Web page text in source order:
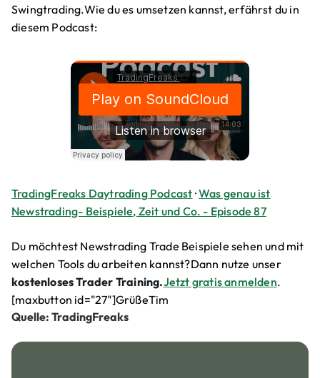
Swingtrading.Wie du es umsetzen kannst, erfährst du in
diesem Podcast:
TradingFreaks Daytrading Podcast ·Was genau ist
Newstrading- Beispiele, Zeit und Co. - Episode 87
Du möchtest Newstrading Trade Beispiele sehen und mit
welchen Tools du arbeiten kannst?Dann nutze unser
kostenloses Trader Training.Jetzt gratis anmelden.
[maxbutton id="27"]GrüßeTim
Quelle: TradingFreaks